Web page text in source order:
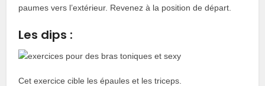
paumes vers l’extérieur. Revenez à la position de départ.
Les dips :
Cet exercice cible les épaules et les triceps.